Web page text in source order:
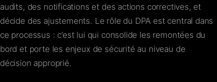
audits, des notifications et des actions correctives, et
décide des ajustements. Le rôle du DPA est central dans
ce processus : c’est lui qui consolide les remontées du
bord et porte les enjeux de sécurité au niveau de
décision approprié.